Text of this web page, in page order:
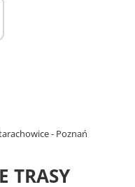
- Poznań
TRASY